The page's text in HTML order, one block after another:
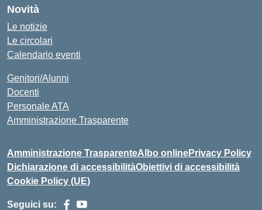
Novità
Le notizie
Le circolari
Calendario eventi
Genitori/Alunni
Docenti
Personale ATA
Amministrazione Trasparente
Amministrazione TrasparenteAlbo onlinePrivacy Policy
Dichiarazione di accessibilitàObiettivi di accessibilità
Cookie Policy (UE)
Seguici su: